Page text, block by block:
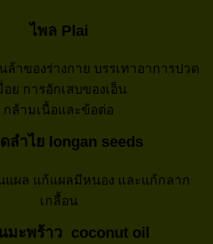
ไพล Plai
าของร่างกาย บรรเทาอาการปวด
อย การอักเสบของเอ็น
กล้ามเนื้อและข้อต่อ
ลำไย longan seeds
แผล แก้แผลมีหนอง และแก้กลาก
เกลื้อน
มะพร้าว coconut oil